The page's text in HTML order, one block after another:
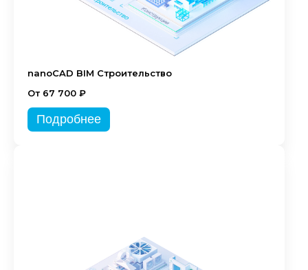
nanoCAD BIM Строительство
От 67 700 ₽
Подробнее